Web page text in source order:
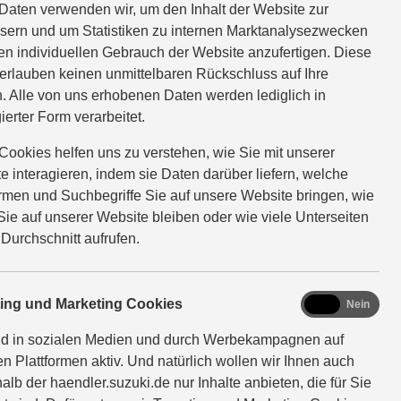
verwenden wir, um den Inhalt der Website zur
und um Statistiken zu internen Marktanalysezwecken
individuellen Gebrauch der Website anzufertigen. Diese
keinen unmittelbaren Rückschluss auf Ihre
Alle von uns erhobenen Daten werden lediglich in
Form verarbeitet.
helfen uns zu verstehen, wie Sie mit unserer
interagieren, indem sie Daten darüber liefern, welche
und Suchbegriffe Sie auf unsere Website bringen, wie
auf unserer Website bleiben oder wie viele Unterseiten
aufrufen.
und Marketing Cookies
in sozialen Medien und durch Werbekampagnen auf
Plattformen aktiv. Und natürlich wollen wir Ihnen auch
der haendler.suzuki.de nur Inhalte anbieten, die für Sie
marketing
Nein
Swace 1.8 HYBRID CVT Comfort+ (Systemleistung
Elektromotor 70 kW | CVT-Automatikgetriebe
Benzin): Verbrauchswerte: kombinierter
Energieverbrauch 4,5 l/100km; kombinierter Wert der
CO₂-Emission: 102 g/km; CO₂-Klasse: C
e VITARA
100 % elektrisch